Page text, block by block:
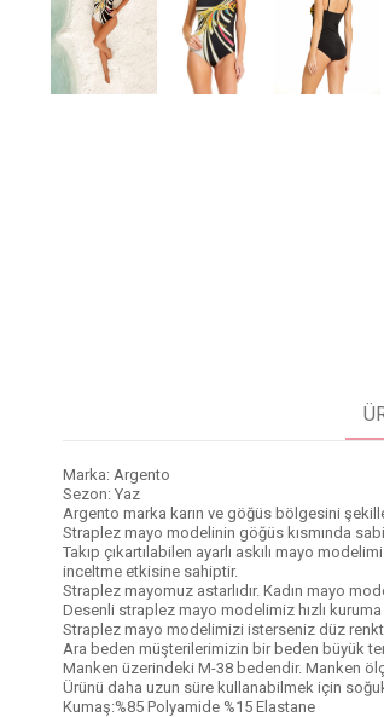
Marka: Argento
Sezon: Yaz
Argento marka karın ve göğüs bölgesini
Straplez mayo modelinin göğüs kısmında
Takıp çıkartılabilen ayarlı askılı mayo
inceltme etkisine sahiptir.
Straplez mayomuz astarlıdır. Kadın mayo
Desenli straplez mayo modelimiz hızlı
Straplez mayo modelimizi isterseniz düz
Ara beden müşterilerimizin bir beden büyük
Manken üzerindeki M-38 bedendir. Manken
Ürünü daha uzun süre kullanabilmek için
Kumaş:%85 Polyamide %15 Elastane